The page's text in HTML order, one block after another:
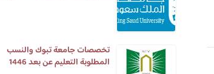
تخصصات جامعة تبوك والنسب
المطلوبة التعليم عن بعد 1446